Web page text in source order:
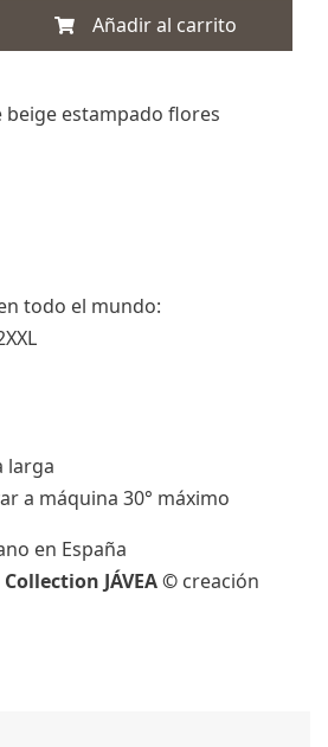
Añadir al carrito
beige estampado flores
todo el mundo:
larga
a máquina 30° máximo
en España
Collection JÁVEA © creación